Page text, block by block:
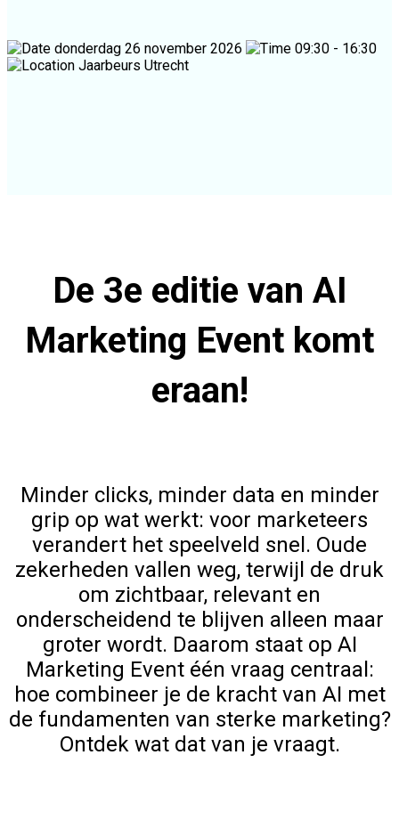
donderdag 26 november 2026
09:30 - 16:30
Jaarbeurs Utrecht
De 3e editie van AI
Marketing Event komt
eraan!
Minder clicks, minder data en minder
grip op wat werkt: voor marketeers
verandert het speelveld snel. Oude
zekerheden vallen weg, terwijl de druk
om zichtbaar, relevant en
onderscheidend te blijven alleen maar
groter wordt. Daarom staat op AI
Marketing Event één vraag centraal:
hoe combineer je de kracht van AI met
de fundamenten van sterke marketing?
Ontdek wat dat van je vraagt.